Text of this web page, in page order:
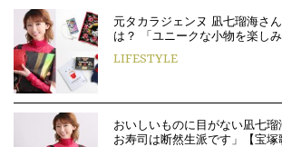
元タカラジェンヌ 凪七瑠海さ
は？ 「ユニークな小物を楽し
LIFESTYLE
おいしいものに目がない凪七
お寿司は断然生派です」【宝